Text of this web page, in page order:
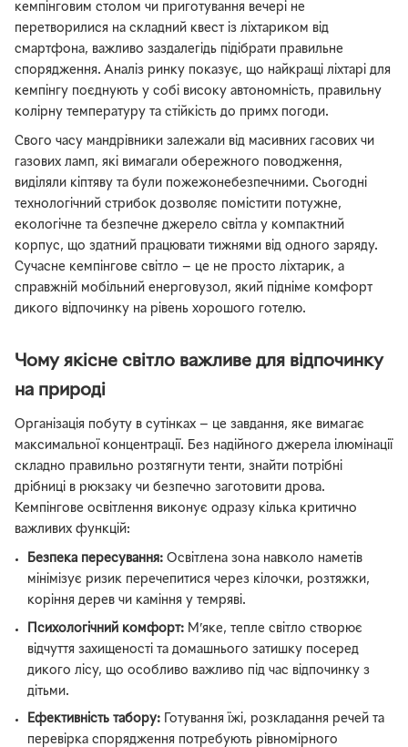
кемпінговим столом чи приготування вечері не
перетворилися на складний квест із ліхтариком від
смартфона, важливо заздалегідь підібрати правильне
спорядження. Аналіз ринку показує, що найкращі ліхтарі для
кемпінгу поєднують у собі високу автономність, правильну
колірну температуру та стійкість до примх погоди.
Свого часу мандрівники залежали від масивних гасових чи
газових ламп, які вимагали обережного поводження,
виділяли кіптяву та були пожежонебезпечними. Сьогодні
технологічний стрибок дозволяє помістити потужне,
екологічне та безпечне джерело світла у компактний
корпус, що здатний працювати тижнями від одного заряду.
Сучасне кемпінгове світло — це не просто ліхтарик, а
справжній мобільний енерговузол, який підніме комфорт
дикого відпочинку на рівень хорошого готелю.
Чому якісне світло важливе для відпочинку
на природі
Організація побуту в сутінках — це завдання, яке вимагає
максимальної концентрації. Без надійного джерела ілюмінації
складно правильно розтягнути тенти, знайти потрібні
дрібниці в рюкзаку чи безпечно заготовити дрова.
Кемпінгове освітлення виконує одразу кілька критично
важливих функцій:
Безпека пересування: Освітлена зона навколо наметів
мінімізує ризик перечепитися через кілочки, розтяжки,
коріння дерев чи каміння у темряві.
Психологічний комфорт: М’яке, тепле світло створює
відчуття захищеності та домашнього затишку посеред
дикого лісу, що особливо важливо під час відпочинку з
дітьми.
Ефективність табору: Готування їжі, розкладання речей та
перевірка спорядження потребують рівномірного